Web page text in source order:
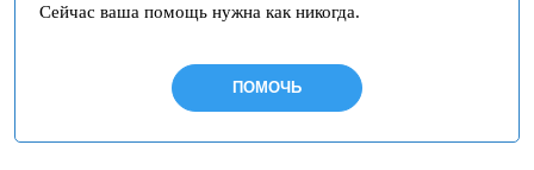
Сейчас ваша помощь нужна как никогда.
ПОМОЧЬ